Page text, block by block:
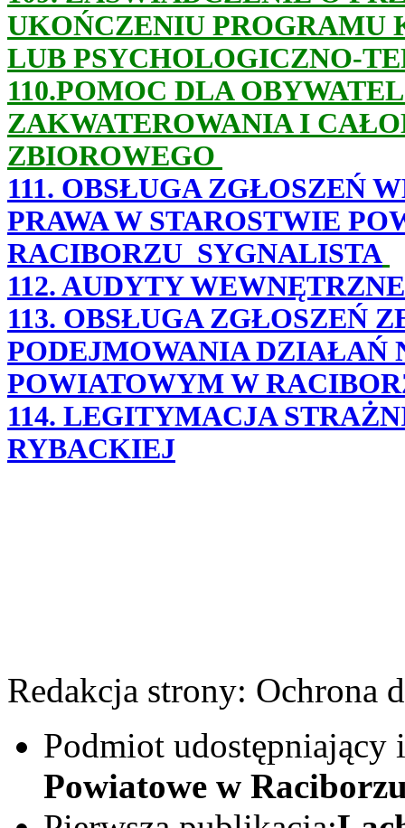
UKOŃCZENIU PROGRAMU
LUB PSYCHOLOGICZNO-
110.POMOC DLA
ZAKWATEROWANIA I
ZBIOROWEGO
111. OBSŁUGA ZGŁOSZEŃ
PRAWA W STAROSTWIE
RACIBORZU_SYGNALISTA
112. AUDYTY WEWNĘTRZNE
113. OBSŁUGA ZGŁOSZEŃ
PODEJMOWANIA DZIAŁAŃ
POWIATOWYM W
114. LEGITYMACJA
RYBACKIEJ
Redakcja strony: Ochrona
Podmiot udostępniający
Powiatowe w